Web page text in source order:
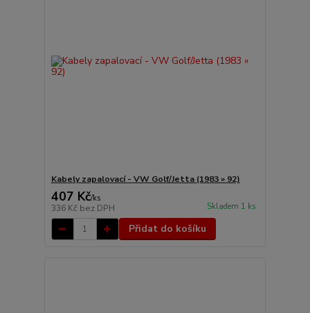
Kabely zapalovací - VW Golf/Jetta (1983 » 92)
407 Kč/ks
336 Kč bez DPH Skladem 1 ks
Přidat do košíku